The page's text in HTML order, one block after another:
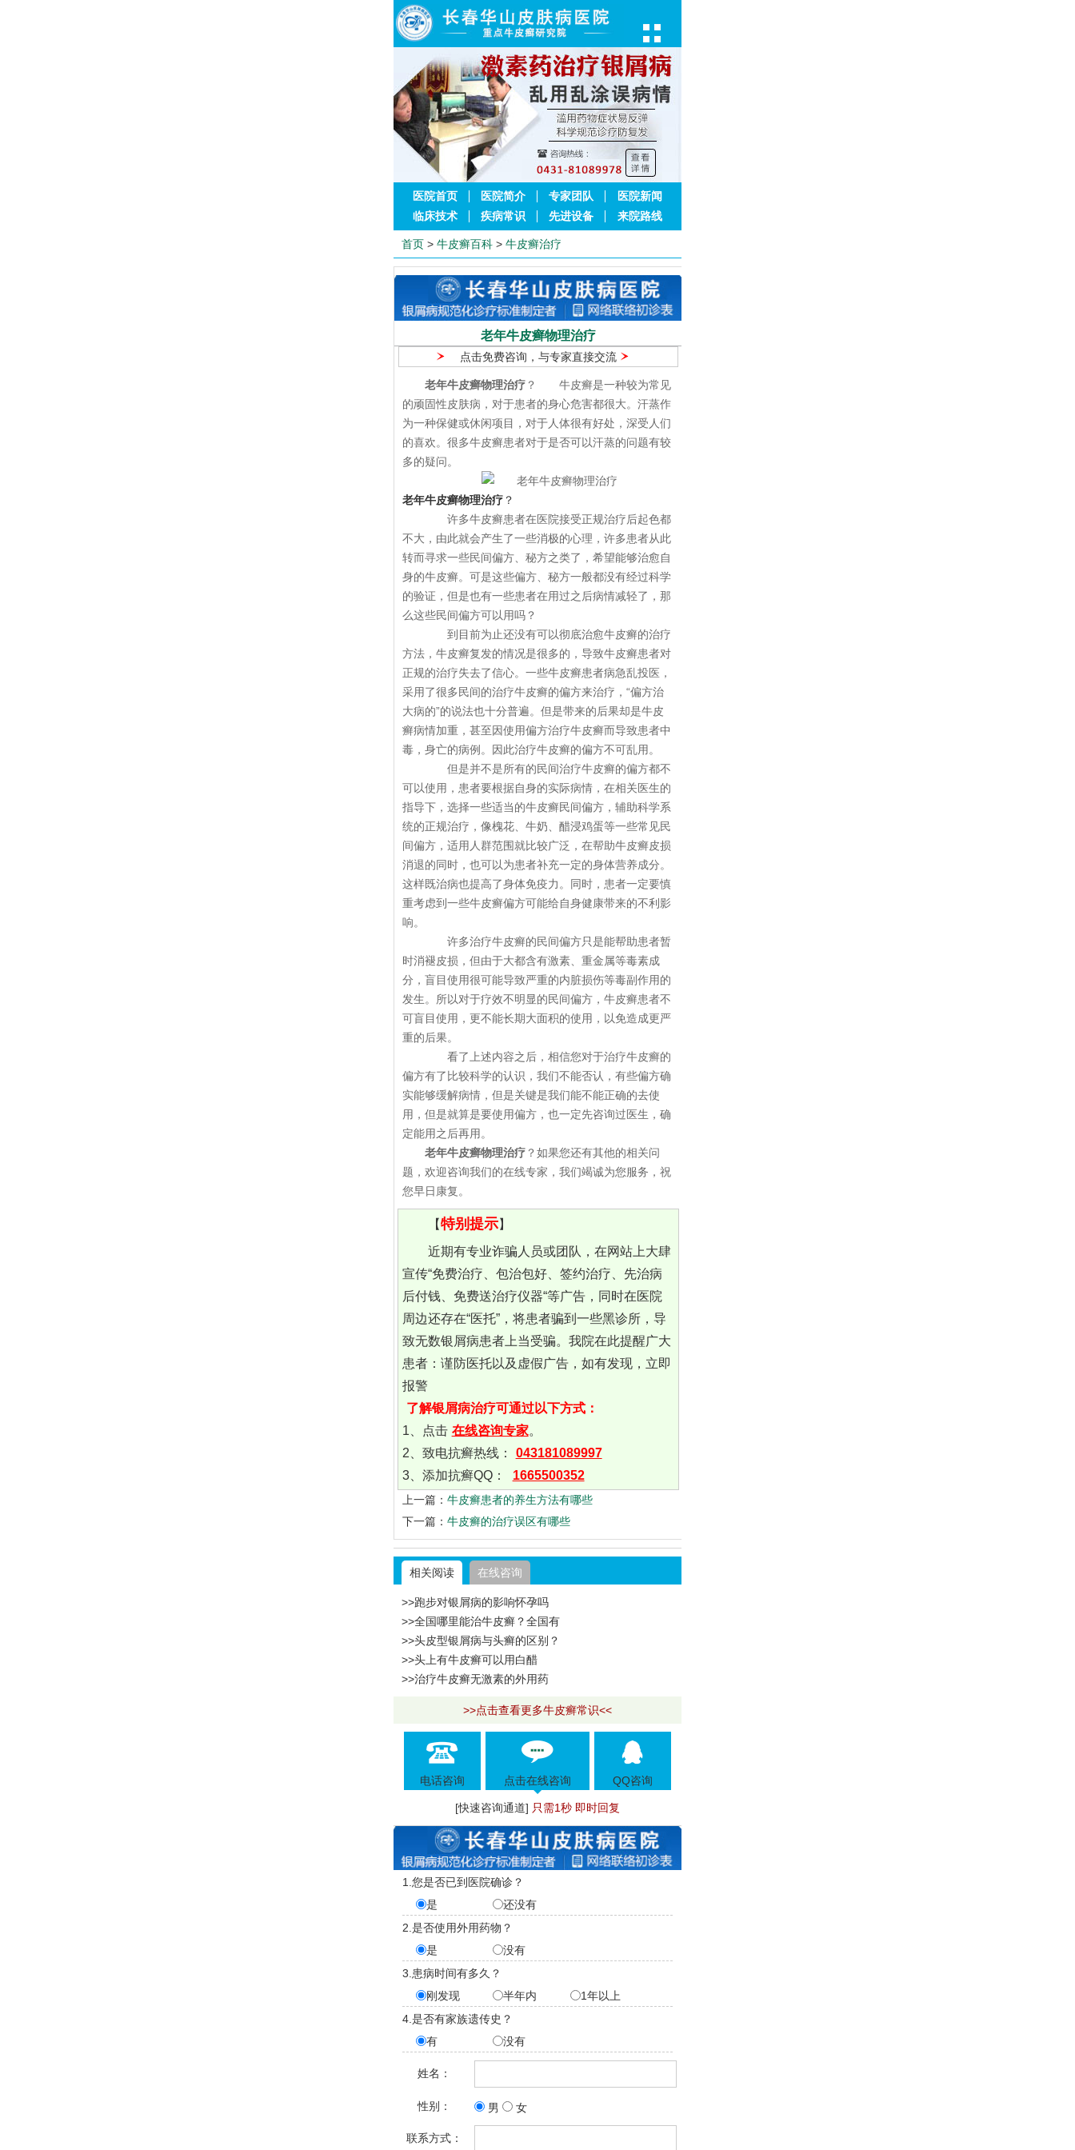
医院首页 医院简介 专家团队
医院新闻
临床技术
疾病常识 先进设备 来院路线
首页 > 牛皮癣百科 > 牛皮癣治疗
老年牛皮癣物理治疗
点击免费咨询，与专家直接交流
老年牛皮癣物理治疗 ？ 牛皮癣是一种较为常见
的顽固性皮肤病，对于患者的身心危害都很大。汗蒸作
为一种保健或休闲项目，对于人体很有好处，深受人们
的喜欢。很多牛皮癣患者对于是否可以汗蒸的问题有较
多的疑问。
老年牛皮癣物理治疗 ？
许多牛皮癣患者在医院接受正规治疗后起色都
不大，由此就会产生了一些消极的心理，许多患者从此
转而寻求一些民间偏方、秘方之类了，希望能够治愈自
身的牛皮癣。可是这些偏方、秘方一般都没有经过科学
的验证，但是也有一些患者在用过之后病情减轻了，那
么这些民间偏方可以用吗？
到目前为止还没有可以彻底治愈牛皮癣的治疗
方法，牛皮癣复发的情况是很多的，导致牛皮癣患者对
正规的治疗失去了信心。一些牛皮癣患者病急乱投医，
采用了很多民间的治疗牛皮癣的偏方来治疗，“偏方治
大病的”的说法也十分普遍。但是带来的后果却是牛皮
癣病情加重，甚至因使用偏方治疗牛皮癣而导致患者中
毒，身亡的病例。因此治疗牛皮癣的偏方不可乱用。
但是并不是所有的民间治疗牛皮癣的偏方都不
可以使用，患者要根据自身的实际病情，在相关医生的
指导下，选择一些适当的牛皮癣民间偏方，辅助科学系
统的正规治疗，像槐花、牛奶、醋浸鸡蛋等一些常见民
间偏方，适用人群范围就比较广泛，在帮助牛皮癣皮损
消退的同时，也可以为患者补充一定的身体营养成分。
这样既治病也提高了身体免疫力。同时，患者一定要慎
重考虑到一些牛皮癣偏方可能给自身健康带来的不利影
响。
许多治疗牛皮癣的民间偏方只是能帮助患者暂
时消褪皮损，但由于大都含有激素、重金属等毒素成
分，盲目使用很可能导致严重的内脏损伤等毒副作用的
发生。所以对于疗效不明显的民间偏方，牛皮癣患者不
可盲目使用，更不能长期大面积的使用，以免造成更严
重的后果。
看了上述内容之后，相信您对于治疗牛皮癣的
偏方有了比较科学的认识，我们不能否认，有些偏方确
实能够缓解病情，但是关键是我们能不能正确的去使
用，但是就算是要使用偏方，也一定先咨询过医生，确
定能用之后再用。
老年牛皮癣物理治疗 ？如果您还有其他的相关问
题，欢迎咨询我们的在线专家，我们竭诚为您服务，祝
您早日康复。
【特别提示】
近期有专业诈骗人员或团队，在网站上大肆
宣传“免费治疗、包治包好、签约治疗、先治病
后付钱、免费送治疗仪器“等广告，同时在医院
周边还存在“医托”，将患者骗到一些黑诊所，导
致无数银屑病患者上当受骗。我院在此提醒广大
患者：谨防医托以及虚假广告，如有发现，立即
报警
了解银屑病治疗可通过以下方式：
1、点击 在线咨询专家。
2、致电抗癣热线：
043181089997
3、添加抗癣QQ：
1665500352
上一篇： 牛皮癣患者的养生方法有哪些
下一篇： 牛皮癣的治疗误区有哪些
相关阅读 在线咨询
>>跑步对银屑病的影响怀孕吗
>>全国哪里能治牛皮癣？全国有
>>头皮型银屑病与头癣的区别？
>>头上有牛皮癣可以用白醋
>>治疗牛皮癣无激素的外用药
>>点击查看更多牛皮癣常识<<
电话咨询 点击在线咨询 QQ咨询
[快速咨询通道] 只需1秒 即时回复
1.您是否已到医院确诊？
是
还没有
2.是否使用外用药物？
是
没有
3.患病时间有多久？
刚发现
半年内
1年以上
4.是否有家族遗传史？
有
没有
姓名：
性别： 男 女
联系方式：